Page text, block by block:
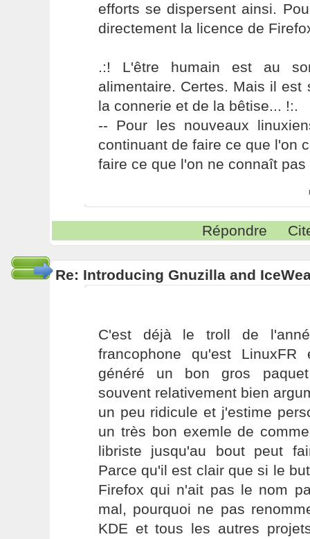
efforts se dispersent ainsi.
directement la licence de
.:! L'être humain est au
alimentaire. Certes. Mais il est
la connerie et de la bêtise... !:.
-- Pour les nouveaux
continuant de faire ce que l'on
faire ce que l'on ne connaît pas
Répondre
Re: Introducing Gnuzilla and
C'est déjà le troll de
francophone qu'est
généré un bon gros
souvent relativement bien
un peu ridicule et j'estime
un très bon exemle de
libriste jusqu'au bout peut
Parce qu'il est clair que si le
Firefox qui n'ait pas le nom
mal, pourquoi ne pas
KDE et tous les autres